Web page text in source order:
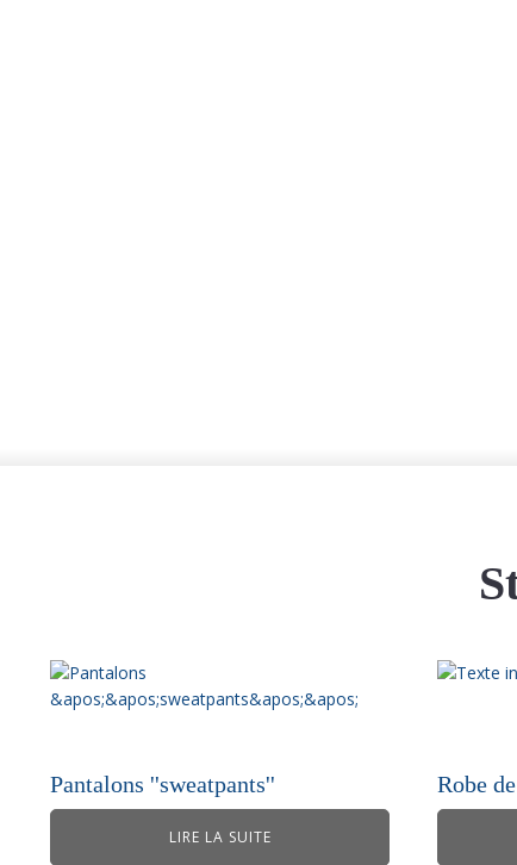
Pantalons ''sweatpants''
LIRE LA SUITE
Robe